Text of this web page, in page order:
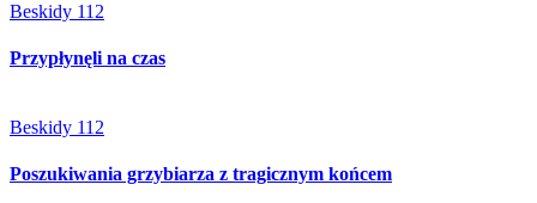
Beskidy 112
Przypłynęli na czas
Beskidy 112
Poszukiwania grzybiarza z tragicznym końcem